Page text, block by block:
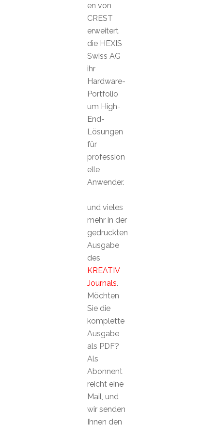
en von
CREST
erweitert
die HEXIS
Swiss AG
ihr
Hardware-
Portfolio
um High-
End-
Lösungen
für
profession
elle
Anwender.
und vieles
mehr in der
gedruckten
Ausgabe
des
KREATIV
Journals.
Möchten
Sie die
komplette
Ausgabe
als PDF?
Als
Abonnent
reicht eine
Mail, und
wir senden
Ihnen den